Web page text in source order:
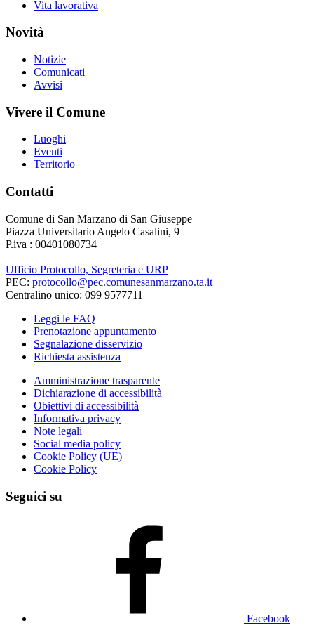
Vita lavorativa
Novità
Notizie
Comunicati
Avvisi
Vivere il Comune
Luoghi
Eventi
Territorio
Contatti
Comune di San Marzano di San Giuseppe
Piazza Universitario Angelo Casalini, 9
P.iva : 00401080734
Ufficio Protocollo, Segreteria e URP
PEC: protocollo@pec.comunesanmarzano.ta.it
Centralino unico: 099 9577711
Leggi le FAQ
Prenotazione appuntamento
Segnalazione disservizio
Richiesta assistenza
Amministrazione trasparente
Dichiarazione di accessibilità
Obiettivi di accessibilità
Informativa privacy
Note legali
Social media policy
Cookie Policy (UE)
Cookie Policy
Seguici su
Facebook